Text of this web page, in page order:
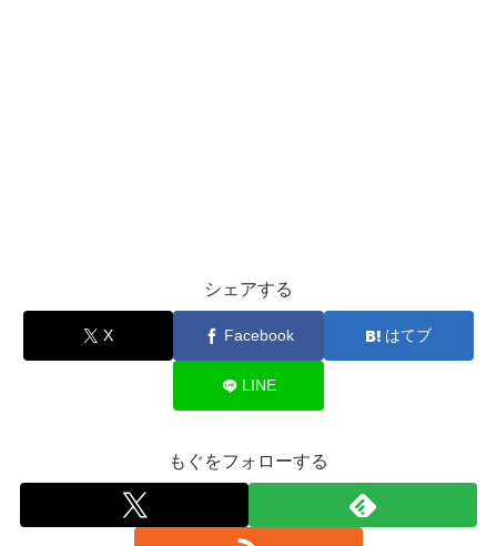
シェアする
X Facebook はてブ
LINE
もぐをフォローする